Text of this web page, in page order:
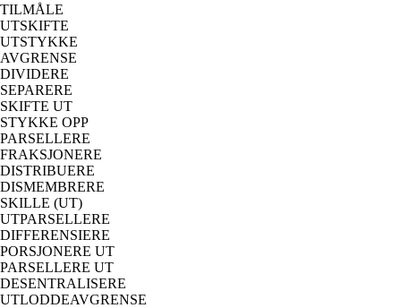
TILMÅLE
UTSKIFTE
UTSTYKKE
AVGRENSE
DIVIDERE
SEPARERE
SKIFTE UT
STYKKE OPP
PARSELLERE
FRAKSJONERE
DISTRIBUERE
DISMEMBRERE
SKILLE (UT)
UTPARSELLERE
DIFFERENSIERE
PORSJONERE UT
PARSELLERE UT
DESENTRALISERE
UTLODDEAVGRENSE